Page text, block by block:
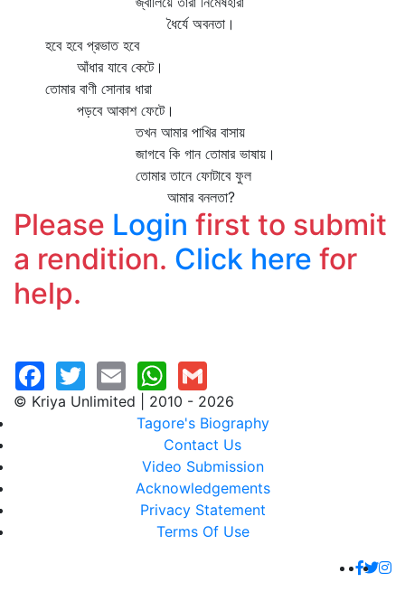
ধৈর্যে অবনতা।
হবে হবে প্রভাত হবে
আঁধার যাবে কেটে।
তোমার বাণী সোনার ধারা
পড়বে আকাশ ফেটে।
তখন আমার পাখির বাসায়
জাগবে কি গান তোমার ভাষায়।
তোমার তানে ফোটাবে ফুল
আমার বনলতা?
Please Login first to submit
a rendition. Click here for
help.
© Kriya Unlimited | 2010 - 2026
Tagore's Biography
Contact Us
Video Submission
Acknowledgements
Privacy Statement
Terms Of Use